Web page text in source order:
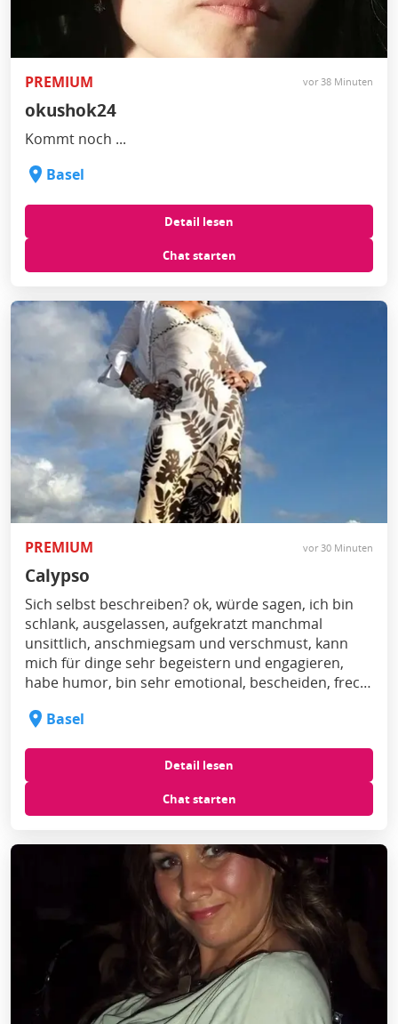
PREMIUM vor 38 Minuten
okushok24
Kommt noch ...
Basel
Detail lesen
Chat starten
PREMIUM vor 30 Minuten
Calypso
Sich selbst beschreiben? ok, würde sagen, ich bin
schlank, ausgelassen, aufgekratzt manchmal
unsittlich, anschmiegsam und verschmust, kann
mich für dinge sehr begeistern und engagieren,
habe humor, bin sehr emotional, bescheiden, frech
Basel
Detail lesen
Chat starten